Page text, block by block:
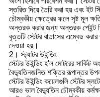
স্তরিত দিয়ে তৈরি করা হয় এবং ইট
চৌম্বকীয় ক্ষেত্রের ফলে সৃষ্ট মূল
অন্তরক করার জন্য অন্তরক পেইন্ট
বৃত্তটি স্টেটর বাতাসের এম্বেড
দেওয়া হয়।
2। স্ট্যাটর উইন্ডিং
স্টেটর উইন্ডিং হ'ল মোটরের সার্কিট
বৈদ্যুতিনজনিত শক্তির রূপান্তর
স্টেটর উইন্ডিং কয়েলগুলি স্টেটর
আরও ভাল বৈদ্যুতিন চৌম্বকীয়